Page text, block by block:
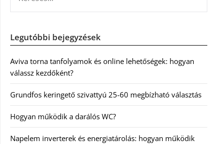
Legutóbbi bejegyzések
Aviva torna tanfolyamok és online lehetőségek: hogyan
válassz kezdőként?
Grundfos keringető szivattyú 25-60 megbízható választás
Hogyan működik a darálós WC?
Napelem inverterek és energiatárolás: hogyan működik